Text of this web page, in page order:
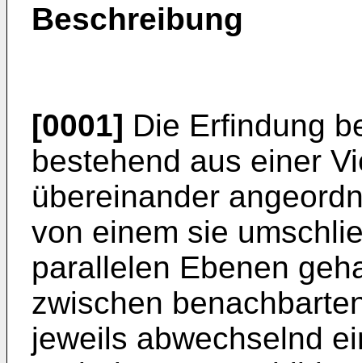
Beschreibung
[0001] Die Erfindung
bestehend aus einer
übereinander
von einem sie
parallelen Ebenen
zwischen
jeweils abwechselnd